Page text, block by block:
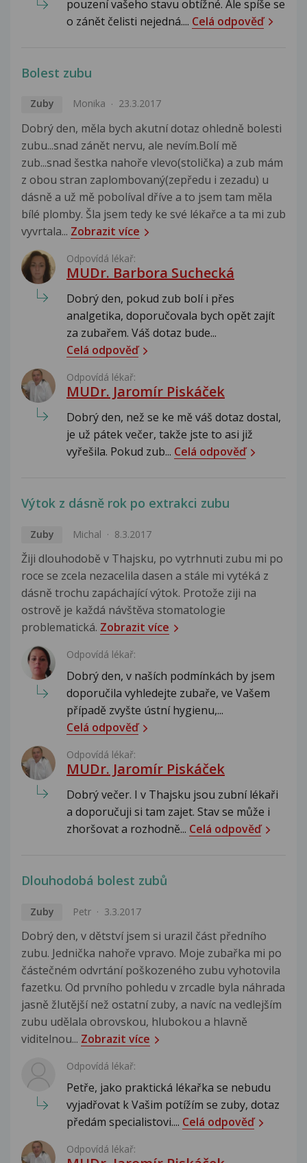
pouzení vašeho stavu obtížné. Ale spíše se
o zánět čelisti nejedná.... Celá odpověď
Bolest zubu
Zuby Monika 23.3.2017
Dobrý den, měla bych akutní dotaz ohledně bolesti
zubu...snad zánět nervu, ale nevím.Bolí mě
zub...snad šestka nahoře vlevo(stolička) a zub mám
z obou stran zaplombovaný(zepředu i zezadu) u
dásně a už mě pobolíval dříve a to jsem tam měla
bílé plomby. Šla jsem tedy ke své lékařce a ta mi zub
vyvrtala... Zobrazit více
Odpovídá lékař:
MUDr. Barbora Suchecká
Dobrý den, pokud zub bolí i přes
analgetika, doporučovala bych opět zajít
za zubařem. Váš dotaz bude...
Celá odpověď
Odpovídá lékař:
MUDr. Jaromír Piskáček
Dobrý den, než se ke mě váš dotaz dostal,
je už pátek večer, takže jste to asi již
vyřešila. Pokud zub... Celá odpověď
Výtok z dásně rok po extrakci zubu
Zuby Michal 8.3.2017
Žiji dlouhodobě v Thajsku, po vytrhnuti zubu mi po
roce se zcela nezacelila dasen a stále mi vytéká z
dásně trochu zapáchající výtok. Protože ziji na
ostrově je každá návštěva stomatologie
problematická. Zobrazit více
Odpovídá lékař:
Dobrý den, v naších podmínkách by jsem
doporučila vyhledejte zubaře, ve Vašem
případě zvyšte ústní hygienu,...
Celá odpověď
Odpovídá lékař:
MUDr. Jaromír Piskáček
Dobrý večer. I v Thajsku jsou zubní lékaři
a doporučuji si tam zajet. Stav se může i
zhoršovat a rozhodně... Celá odpověď
Dlouhodobá bolest zubů
Zuby Petr 3.3.2017
Dobrý den, v dětství jsem si urazil část předního
zubu. Jednička nahoře vpravo. Moje zubařka mi po
částečném odvrtání poškozeného zubu vyhotovila
fazetku. Od prvního pohledu v zrcadle byla náhrada
jasně žlutější než ostatní zuby, a navíc na vedlejším
zubu udělala obrovskou, hlubokou a hlavně
viditelnou... Zobrazit více
Odpovídá lékař:
Petře, jako praktická lékařka se nebudu
vyjadřovat k Vašim potížím se zuby, dotaz
předám specialistovi.... Celá odpověď
Odpovídá lékař: